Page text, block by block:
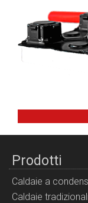
Prodotti
Caldaie a
Caldaie